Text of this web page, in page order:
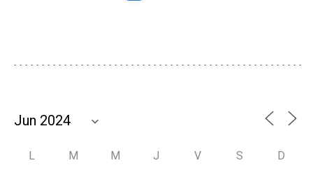
L M M J V S D